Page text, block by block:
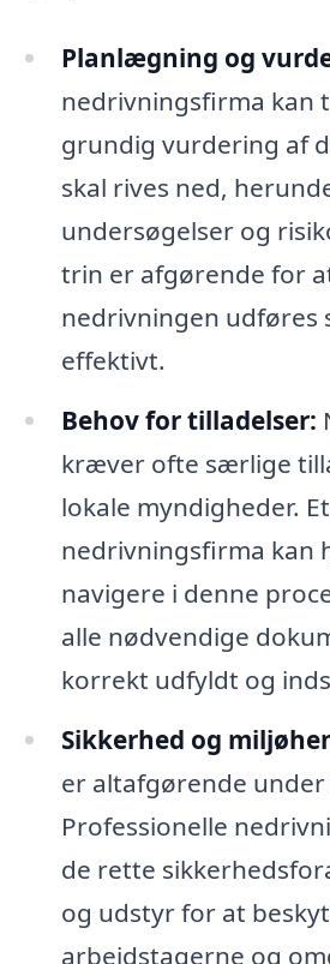
Planlægning og
nedrivningsfirma kan
grundig vurdering af
skal rives ned,
undersøgelser og
trin er afgørende for
nedrivningen udføres
effektivt.
Behov for tilladelser:
kræver ofte særlige
lokale myndigheder.
nedrivningsfirma kan
navigere i denne
alle nødvendige
korrekt udfyldt og
Sikkerhed og
er altafgørende
Professionelle
de rette
og udstyr for at
arbejdstagerne og